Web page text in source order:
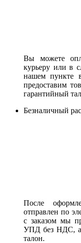
Вы можете
курьеру или в
нашем пункте
предоставим
гарантийный
Безналичный
После
отправлен по
с заказом мы
УПД без НДС,
талон.